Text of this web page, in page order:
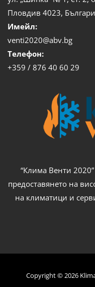
Пловдив 4023,
Имейл:
venti2020@abv.bg
Телефон:
+359 / 876 40 60 29
“Клима Венти
предоставянето на
на климатици и
Copyright © 2026